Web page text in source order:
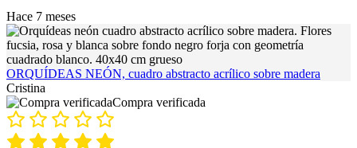
Hace 7 meses
ORQUÍDEAS NEÓN, cuadro abstracto acrílico sobre madera
Cristina
Compra verificada